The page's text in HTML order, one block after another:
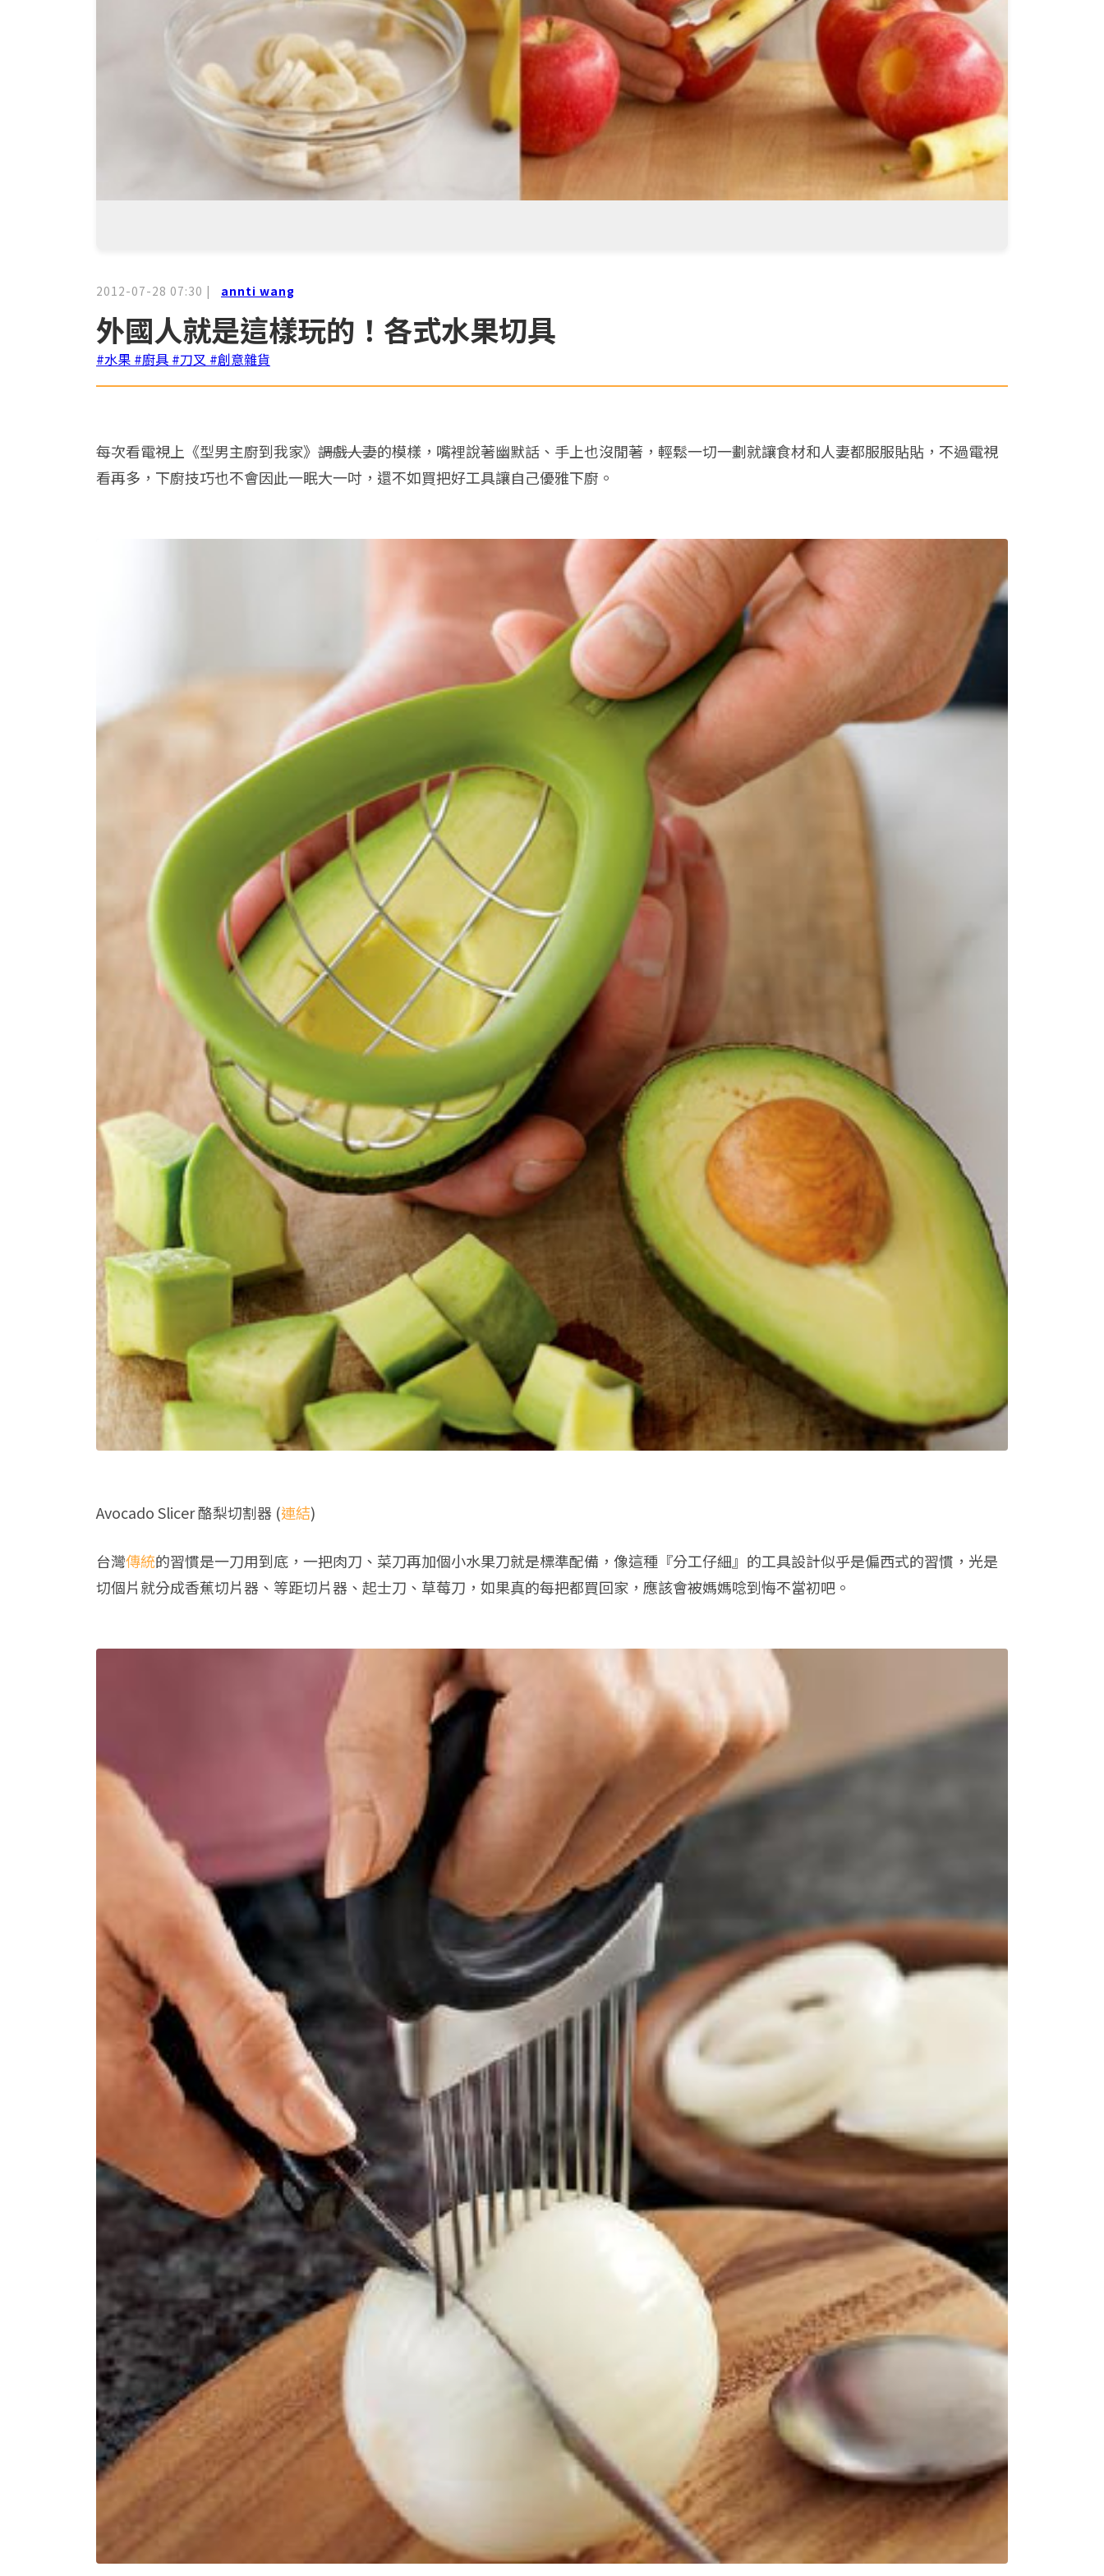
2012-07-28 07:30 | annti wang
外國人就是這樣玩的！各式水果切具
#水果 #廚具 #刀叉 #創意雜貨
每次看電視上《型男主廚到我家》 調戲人妻的模樣，嘴裡說著幽默話、手上也沒閒著，輕鬆一切一劃就讓食材和人妻都服服貼貼，不過電視
看再多，下廚技巧也不會因此一眠大一吋，還不如買把好工具讓自己優雅下廚。
Avocado Slicer 酪梨切割器 (連結)
台灣傳統的習慣是一刀用到底，一把肉刀、菜刀再加個小水果刀就是標準配備，像這種『分工仔細』的工具設計似乎是偏西式的習慣，光是
切個片就分成香蕉切片器、等距切片器、起士刀、草莓刀，如果真的每把都買回家，應該會被媽媽唸到悔不當初吧。